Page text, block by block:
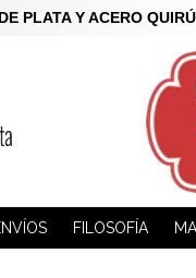
PLATA Y ACERO
FILOSOFÍA